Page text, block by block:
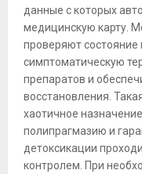
данные с которых
медицинскую карту.
проверяют состояние
симптоматическую
препаратов и
восстановления.
хаотичное
полипрагмазию и
детоксикации
контролем. При